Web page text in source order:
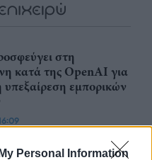
Personal Information
στη
κατά της OpenAI για
εμπορικών